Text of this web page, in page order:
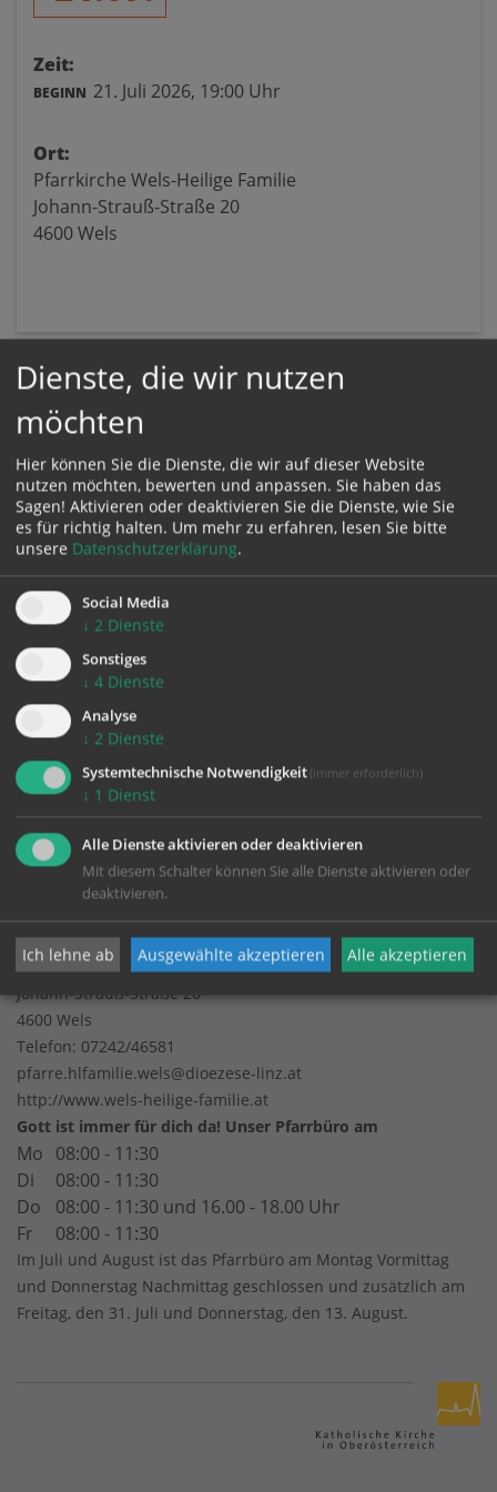
Zeit:
BEGINN 21. Juli 2026, 19:00 Uhr
Ort:
Pfarrkirche Wels-Heilige Familie
Johann-Strauß-Straße 20
4600 Wels
zurück
Impressum
Johann-Strauß-Straße 20
4600 Wels
Telefon: 07242/46581
pfarre.hlfamilie.wels@dioezese-linz.at
http://www.wels-heilige-familie.at
Gott ist immer für dich da! Unser Pfarrbüro am
Mo 08:00 - 11:30
Di
08:00 - 11:30
Do
08:00 - 11:30 und 16.00 - 18.00 Uhr
Fr
08:00 - 11:30
Im Juli und August ist das Pfarrbüro am Montag Vormittag
und Donnerstag Nachmittag geschlossen und zusätzlich am
Freitag, den 31. Juli und Donnerstag, den 13. August.
Dienste, die wir nutzen
möchten
Hier können Sie die Dienste, die wir auf dieser Website
nutzen möchten, bewerten und anpassen. Sie haben das
Sagen! Aktivieren oder deaktivieren Sie die Dienste, wie Sie
es für richtig halten. Um mehr zu erfahren, lesen Sie bitte
unsere Datenschutzerklärung.
Social Media
↓ 2 Dienste
Sonstiges
↓ 4 Dienste
Analyse
↓ 2 Dienste
Systemtechnische Notwendigkeit (immer erforderlich)
↓ 1 Dienst
Alle Dienste aktivieren oder deaktivieren
Mit diesem Schalter können Sie alle Dienste aktivieren oder
deaktivieren.
Ich lehne ab Ausgewählte akzeptieren Alle akzeptieren